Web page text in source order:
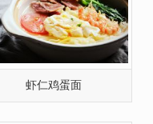
虾仁鸡蛋面